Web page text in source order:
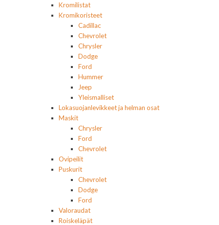
Kromilistat
Kromikoristeet
Cadillac
Chevrolet
Chrysler
Dodge
Ford
Hummer
Jeep
Yleismalliset
Lokasuojanlevikkeet ja helman osat
Maskit
Chrysler
Ford
Chevrolet
Ovipeilit
Puskurit
Chevrolet
Dodge
Ford
Valoraudat
Roiskeläpät